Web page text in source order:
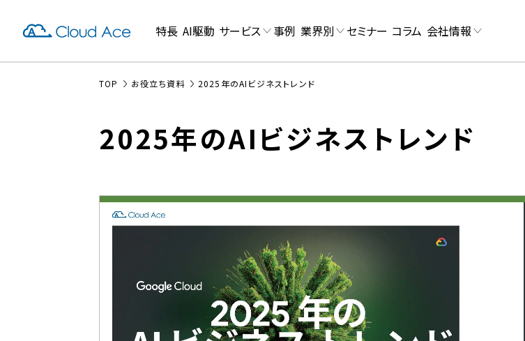
特長 AI駆動 サービス 事例 業界別 セミナー コラム 会社情報
TOP お役立ち資料 2025年のAIビジネストレンド
2025年のAIビジネストレンド